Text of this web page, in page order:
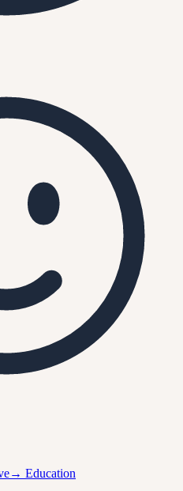
→ Education